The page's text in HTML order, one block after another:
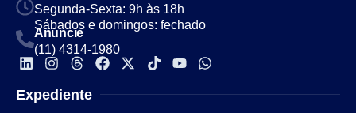
Segunda-Sexta: 9h às 18h
Sábados e domingos: fechado
Anuncie
(11) 4314-1980
Expediente